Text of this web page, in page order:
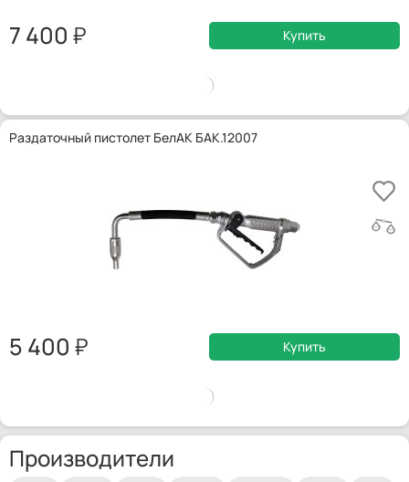
7 400 Купить
Раздаточный пистолет БелАК БАК.12007
5 400 Купить
Производители